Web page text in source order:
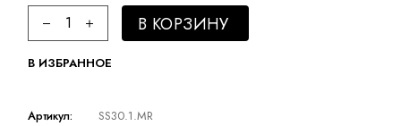
Кресло кит SUNON quantity
В КОРЗИНУ
В ИЗБРАННОЕ
Артикул:
SS30.1.MR